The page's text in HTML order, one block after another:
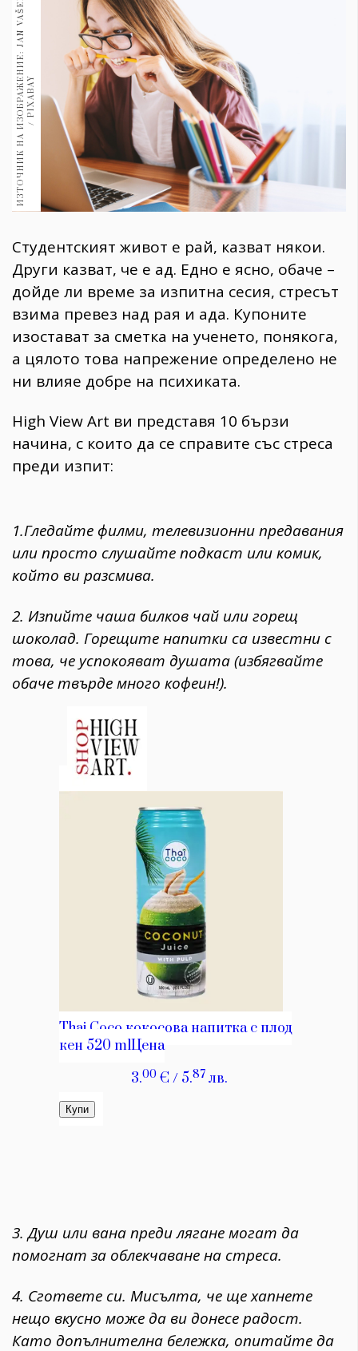
30+ 1970
Гурме 1710
Пътувай
237
Здраве
Gentlemen
382
Wellness
1817
ПОСЛЕДВАЙТЕ
НИ
И
З
Т
О
Ч
Н
И
К
Н
А
И
З
О
Б
Р
А
ЖЕ
Н
И
Е
:
J
A
N
V
A
Š
E
K
/
P
I
X
A
B
AY
Студентският живот е рай, казват някои.
Други казват, че е ад. Едно е ясно, обаче –
дойде ли време за изпитна сесия, стресът
взима превез над рая и ада. Купоните
изостават за сметка на ученето, понякога,
а цялото това напрежение определено не
ни влияе добре на психиката.
High View Art ви представя 10 бързи
начина, с които да се справите със стреса
преди изпит:
1.Гледайте филми, телевизионни предавания
или просто слушайте подкаст или комик,
който ви разсмива.
2. Изпийте чаша билков чай или горещ
шоколад. Горещите напитки са известни с
това, че успокояват душата (избягвайте
обаче твърде много кофеин!).
3. Душ или вана преди лягане могат да
помогнат за облекчаване на стреса.
4. Сгответе си. Мисълта, че ще хапнете
нещо вкусно може да ви донесе радост.
Като допълнителна бележка, опитайте да